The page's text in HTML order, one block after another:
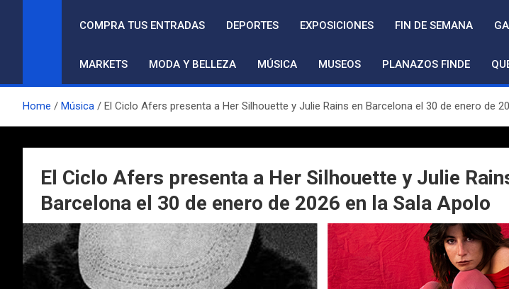
COMPRA TUS ENTRADAS DEPORTES EXPOSICIONES FIN DE SEMANA
MARKETS MODA Y BELLEZA MÚSICA MUSEOS PLANAZOS FINDE
Home Música El Ciclo Afers presenta a Her Silhouette y Julie Rains en Barcelona el 30 de enero de
El Ciclo Afers presenta a Her Silhouette y Julie
Barcelona el 30 de enero de 2026 en la Sala Apolo